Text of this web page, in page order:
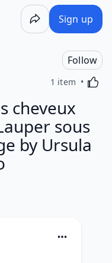
Sign up
Follow
1 item
cheveux
sous
by Ursula